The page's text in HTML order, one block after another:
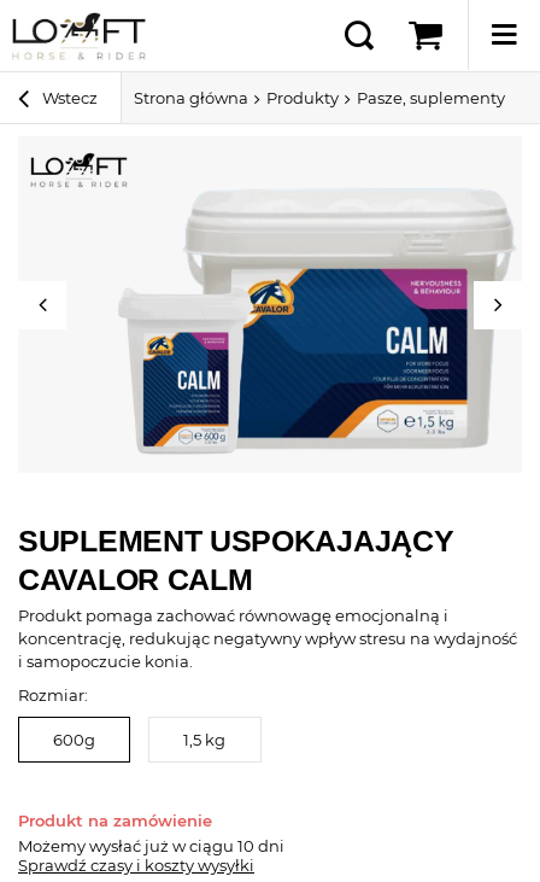
Wstecz Strona główna Produkty Pasze, suplementy i
SUPLEMENT USPOKAJAJĄCY
CAVALOR CALM
Produkt pomaga zachować równowagę emocjonalną i
koncentrację, redukując negatywny wpływ stresu na wydajność
i samopoczucie konia.
Rozmiar:
600g 1,5 kg
Produkt na zamówienie
Możemy wysłać już w ciągu 10 dni
Sprawdź czasy i koszty wysyłki